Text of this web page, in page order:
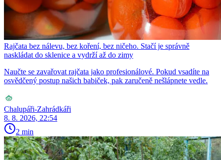
Rajčata bez nálevu, bez koření, bez ničeho. Stačí je správně
naskládat do sklenice a vydrží až do zimy
Naučte se zavařovat rajčata jako profesionálové. Pokud vsadíte na
osvědčený postup našich babiček, pak zaručeně nešlápnete vedle.
Chalupáři-Zahrádkáři
8. 8. 2026, 22:54
2 min